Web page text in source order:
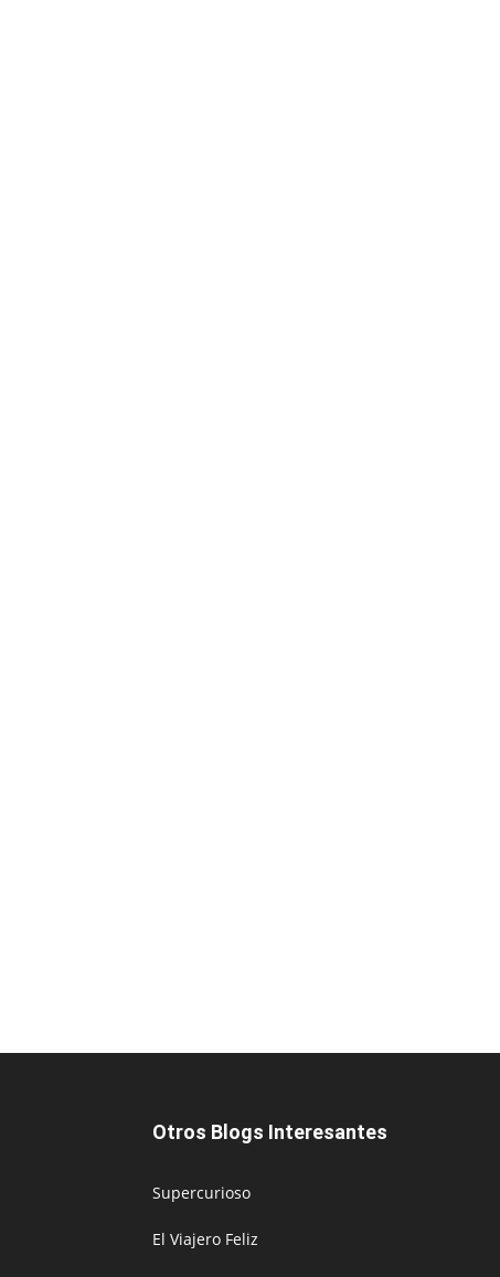
Otros Blogs Interesantes
Supercurioso
El Viajero Feliz